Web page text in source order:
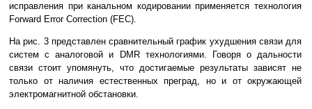
исправления при канальном кодировании применяется технология
Forward Error Correction (FEC).
На рис. 3 представлен сравнительный график ухудшения связи для
систем с аналоговой и DMR технологиями. Говоря о дальности
связи стоит упомянуть, что достигаемые результаты зависят не
только от наличия естественных преград, но и от окружающей
электромагнитной обстановки.